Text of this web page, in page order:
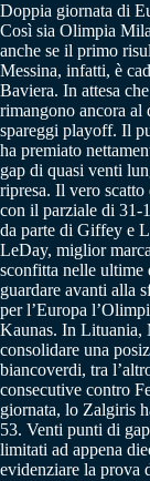
Doppia giornata di
Così sia Olimpia
anche se il primo
Messina, infatti, è
Baviera. In attesa
rimangono ancora al
spareggi playoff. Il
ha premiato
gap di quasi venti
ripresa. Il vero
con il parziale di 31-
da parte di Giffey e
LeDay, miglior
sconfitta nelle ultime
guardare avanti alla
per l’Europa
Kaunas. In Lituania,
consolidare una
biancoverdi, tra
consecutive contro
giornata, lo Zalgiris
53. Venti punti di
limitati ad appena
evidenziare la prova